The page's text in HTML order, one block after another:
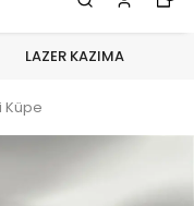
LAZER KAZIMA
Küpe